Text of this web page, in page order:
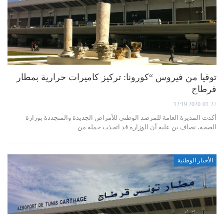
توقيا من فيروس “كورونا: تركيز كاميرات حرارية بمطار
قرطاج
2020-01-27 12:19
أكدت المديرة العامة للمرصد الوطني للأمراض الجديدة والمتجددة بوزارة
الصحة، نصاف بن علية أن الوزارة قد اتخذت جملة من…
الأخبار الوطنية